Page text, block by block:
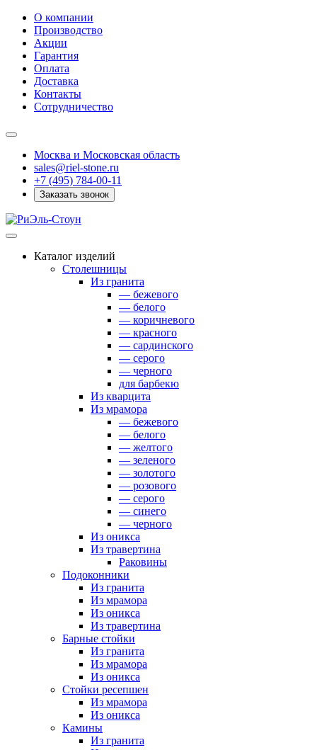
О компании
Производство
Акции
Гарантия
Оплата
Доставка
Контакты
Сотрудничество
Москва и Московская область
sales@riel-stone.ru
+7 (495) 784-00-11
Заказать звонок
Каталог изделий
Столешницы
Из гранита
— бежевого
— белого
— коричневого
— красного
— сардинского
— серого
— черного
для барбекю
Из кварцита
Из мрамора
— бежевого
— белого
— желтого
— зеленого
— золотого
— розового
— серого
— синего
— черного
Из оникса
Из травертина
Раковины
Подоконники
Из гранита
Из мрамора
Из оникса
Из травертина
Барные стойки
Из гранита
Из мрамора
Из оникса
Стойки ресепшен
Из мрамора
Из оникса
Камины
Из гранита